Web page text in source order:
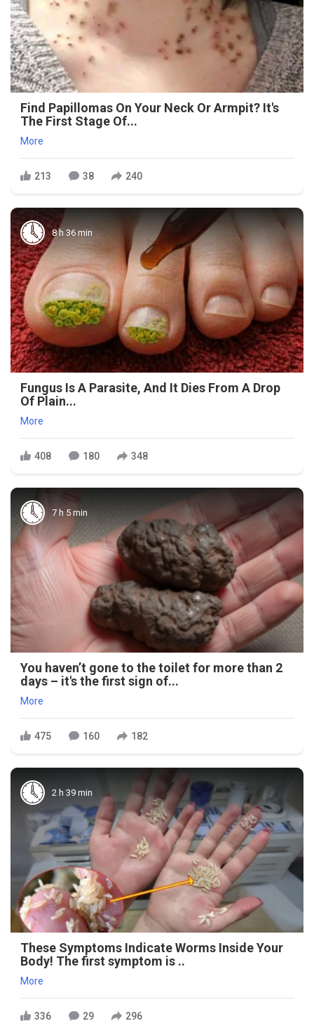
Find Papillomas On Your Neck Or Armpit? It's
The First Stage Of...
More
213 38 240
8 h 36 min
Fungus Is A Parasite, And It Dies From A Drop
Of Plain...
More
408 180 348
7 h 5 min
You haven’t gone to the toilet for more than 2
days – it's the first sign of...
More
475 160 182
2 h 39 min
These Symptoms Indicate Worms Inside Your
Body! The first symptom is ..
More
336 29 296